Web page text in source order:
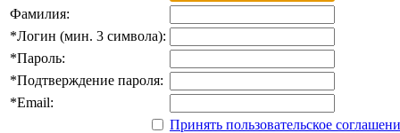
Фамилия:
*Логин (мин. 3 символа):
*Пароль:
*Подтверждение пароля:
*Email:
Принять пользовательское